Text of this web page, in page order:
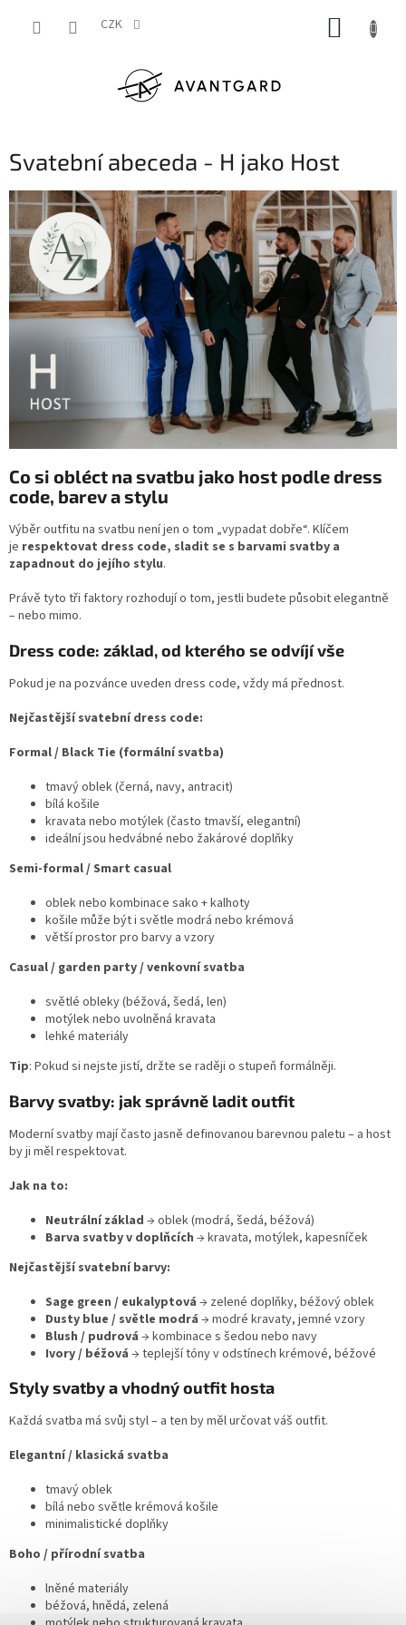
CZK
Svatební abeceda - H jako Host
Co si obléct na svatbu jako host podle dress
code, barev a stylu
Výběr outfitu na svatbu není jen o tom „vypadat dobře“. Klíčem
je respektovat dress code, sladit se s barvami svatby a
zapadnout do jejího stylu.
Právě tyto tři faktory rozhodují o tom, jestli budete působit elegantně
– nebo mimo.
Dress code: základ, od kterého se odvíjí vše
Pokud je na pozvánce uveden dress code, vždy má přednost.
Nejčastější svatební dress code:
Formal / Black Tie (formální svatba)
tmavý oblek (černá, navy, antracit)
bílá košile
kravata nebo motýlek (často tmavší, elegantní)
ideální jsou hedvábné nebo žakárové doplňky
Semi-formal / Smart casual
oblek nebo kombinace sako + kalhoty
košile může být i světle modrá nebo krémová
větší prostor pro barvy a vzory
Casual / garden party / venkovní svatba
světlé obleky (béžová, šedá, len)
motýlek nebo uvolněná kravata
lehké materiály
Tip: Pokud si nejste jistí, držte se raději o stupeň formálněji.
Barvy svatby: jak správně ladit outfit
Moderní svatby mají často jasně definovanou barevnou paletu – a host
by ji měl respektovat.
Jak na to:
Neutrální základ → oblek (modrá, šedá, béžová)
Barva svatby v doplňcích → kravata, motýlek, kapesníček
Nejčastější svatební barvy:
Sage green / eukalyptová → zelené doplňky, béžový oblek
Dusty blue / světle modrá → modré kravaty, jemné vzory
Blush / pudrová → kombinace s šedou nebo navy
Ivory / béžová → teplejší tóny v odstínech krémové, béžové
Styly svatby a vhodný outfit hosta
Každá svatba má svůj styl – a ten by měl určovat váš outfit.
Elegantní / klasická svatba
tmavý oblek
bílá nebo světle krémová košile
minimalistické doplňky
Boho / přírodní svatba
lněné materiály
béžová, hnědá, zelená